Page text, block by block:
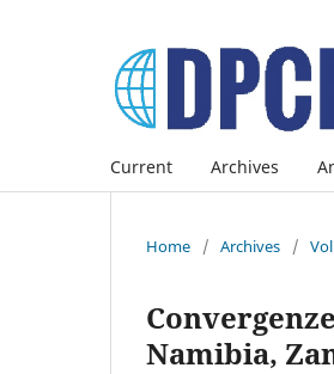
Current Archives
Home / Archives /
Namibia,